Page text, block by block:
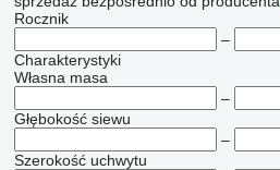
Rocznik
–
Charakterystyki
Własna masa
–
Głębokość siewu
–
Szerokość uchwytu